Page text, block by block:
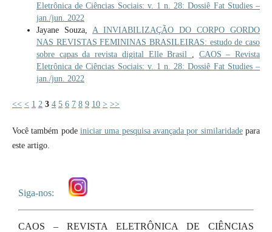
Eletrônica de Ciências Sociais: v. 1 n. 28: Dossiê Fat Studies –
jan./jun. 2022
Jayane Souza, A INVIABILIZAÇÃO DO CORPO GORDO
NAS REVISTAS FEMININAS BRASILEIRAS: estudo de caso
sobre capas da revista digital Elle Brasil
CAOS – Revista
Eletrônica de Ciências Sociais: v. 1 n. 28: Dossiê Fat Studies –
jan./jun. 2022
<< < 1 2 3 4 5 6 7 8 9 10 > >>
Você também pode iniciar uma pesquisa avançada por similaridadepara
este artigo.
Siga-nos:
CAOS – REVISTA ELETRÔNICA DE CIÊNCIAS